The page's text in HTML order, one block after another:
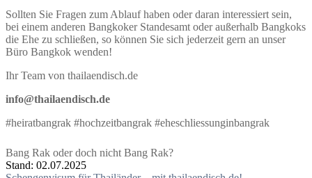
Sollten Sie Fragen zum Ablauf haben oder daran interessiert sein,
bei einem anderen Bangkoker Standesamt oder außerhalb Bangkoks
die Ehe zu schließen, so können Sie sich jederzeit gern an unser
Büro Bangkok wenden!
Ihr Team von thailaendisch.de
info@thailaendisch.de
#heiratbangrak #hochzeitbangrak #eheschliessunginbangrak
Bang Rak oder doch nicht Bang Rak?
Stand: 02.07.2025